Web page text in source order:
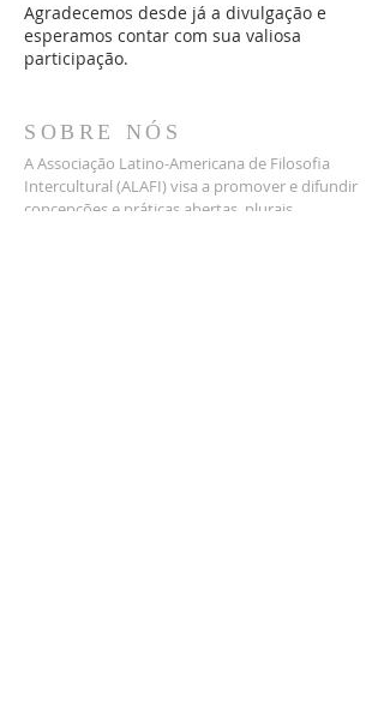
Agradecemos desde já a divulgação e
esperamos contar com sua valiosa
participação.
SOBRE NÓS
A Associação Latino-Americana de Filosofia
Intercultural (ALAFI) visa a promover e difundir
concepções e práticas abertas, plurais,